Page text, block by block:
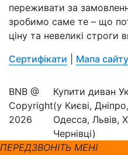
переживати за
зробимо саме те – що
ціну та невеликі строги
Сертифікати
Мапа сайту
BNB @
Copyright
2026
Купити диван
(у Києві, Дніпро,
Одесса, Львів,
Чернівці)
ПЕРЕДЗВОНІТЬ МЕНІ